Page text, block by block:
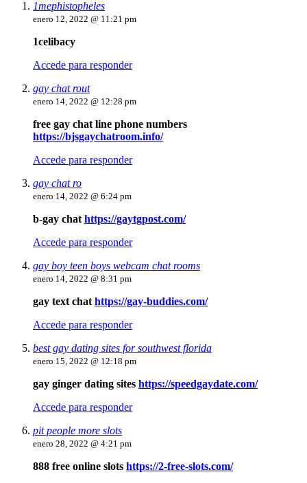
1mephistopheles
enero 12, 2022 @ 11:21 pm
1celibacy
Accede para responder
gay chat rout
enero 14, 2022 @ 12:28 pm
free gay chat line phone numbers
https://bjsgaychatroom.info/
Accede para responder
gay chat ro
enero 14, 2022 @ 6:24 pm
b-gay chathttps://gaytgpost.com/
Accede para responder
gay boy teen boys webcam chat rooms
enero 14, 2022 @ 8:31 pm
gay text chathttps://gay-buddies.com/
Accede para responder
best gay dating sites for southwest florida
enero 15, 2022 @ 12:18 pm
gay ginger dating sites https://speedgaydate.com/
Accede para responder
pit people more slots
enero 28, 2022 @ 4:21 pm
888 free online slots https://2-free-slots.com/